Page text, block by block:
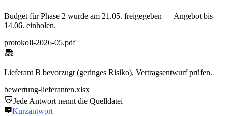
Budget für Phase 2 wurde am 21.05. freigegeben — Angebot bis
14.06. einholen.
protokoll-2026-05.pdf
Lieferant B bevorzugt (geringes Risiko), Vertragsentwurf prüfen.
bewertung-lieferanten.xlsx
Jede Antwort nennt die Quelldatei
Kurzantwort